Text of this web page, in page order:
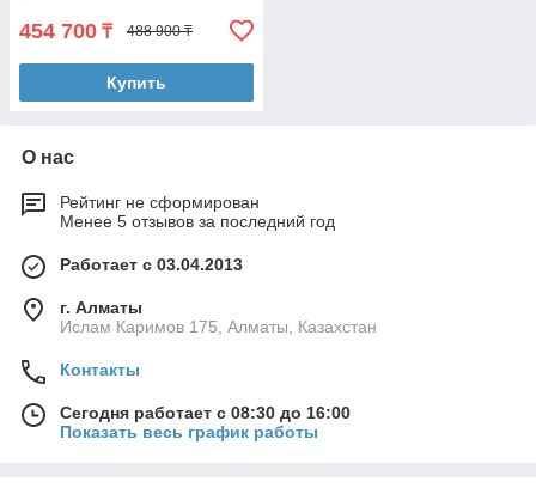
454 700 ₸ 488 900 ₸
Купить
О нас
Рейтинг не сформирован
Менее 5 отзывов за последний год
Работает с 03.04.2013
г. Алматы
Ислам Каримов 175, Алматы, Казахстан
Контакты
Сегодня работает с 08:30 до 16:00
Показать весь график работы